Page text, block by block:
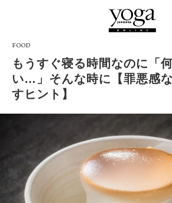
FOOD
もうすぐ寝る時間なのに「
い…」そんな時に【罪悪感
すヒント】